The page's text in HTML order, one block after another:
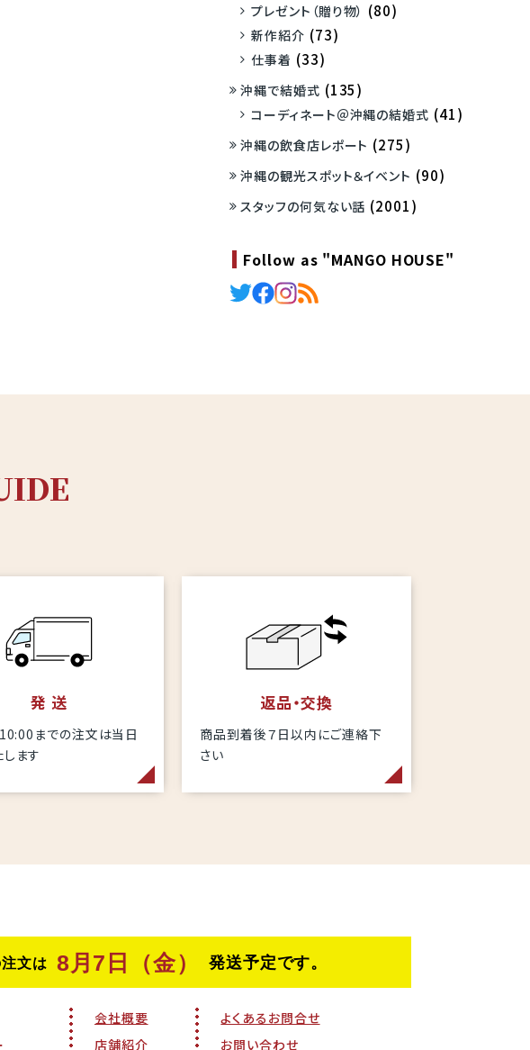
プレゼント（贈り物） (80)
新作紹介 (73)
仕事着 (33)
沖縄で結婚式 (135)
コーディネート＠沖縄の結婚式 (41)
沖縄の飲食店レポート (275)
沖縄の観光スポット＆イベント (90)
スタッフの何気ない話 (2001)
Follow as "MANGO HOUSE"
発 送
までの注文は当日
ます
返品・交換
商品到着後７日以内にご連絡下
さい
会社概要
店舗紹介
よくあるお問合せ
お問い合わせ